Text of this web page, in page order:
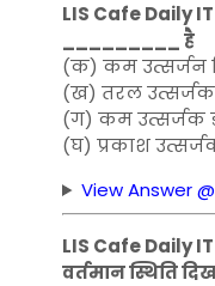
LIS Cafe Daily IT
_________ है
(क) कम उत्सर्जन
(ख) तरल उत्सर्जक
(ग) कम उत्सर्जक
(घ) प्रकाश
View Answer
LIS Cafe Daily
वर्तमान स्थिति